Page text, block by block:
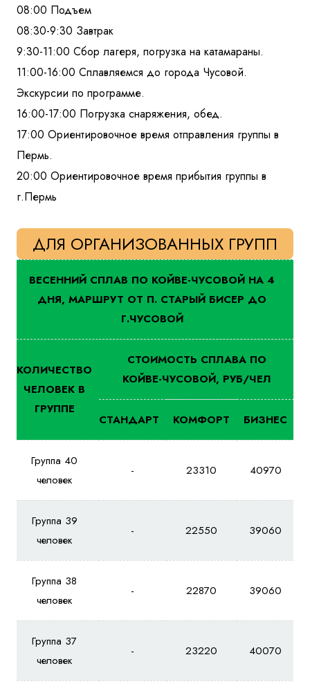
08:00 Подъем
08:30-9:30 Завтрак
9:30-11:00 Сбор лагеря, погрузка на катамараны.
11:00-16:00 Сплавляемся до города Чусовой.
Экскурсии по программе.
16:00-17:00 Погрузка снаряжения, обед.
17:00 Ориентировочное время отправления группы в
Пермь.
20:00 Ориентировочное время прибытия группы в
г.Пермь
ДЛЯ ОРГАНИЗОВАННЫХ ГРУПП
ВЕСЕННИЙ СПЛАВ ПО КОЙВЕ-ЧУСОВОЙ НА 4
ДНЯ, МАРШРУТ ОТ П. СТАРЫЙ БИСЕР ДО
Г.ЧУСОВОЙ
КОЛИЧЕСТВО
ЧЕЛОВЕК В
ГРУППЕ
СТОИМОСТЬ СПЛАВА ПО
КОЙВЕ-ЧУСОВОЙ, РУБ/ЧЕЛ
СТАНДАРТ КОМФОРТ БИЗНЕС
Группа 40
человек
- 23310 40970
Группа 39
человек
- 22550 39060
Группа 38
человек
- 22870 39060
Группа 37
человек
- 23220 40070